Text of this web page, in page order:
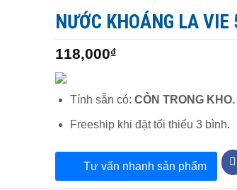
NƯỚC KHOÁNG LA
118,000₫
Tính sẵn có: CÒN TRONG KHO.
Freeship khi đặt tối thiểu 3 bình.
Tư vấn nhanh sản phẩm